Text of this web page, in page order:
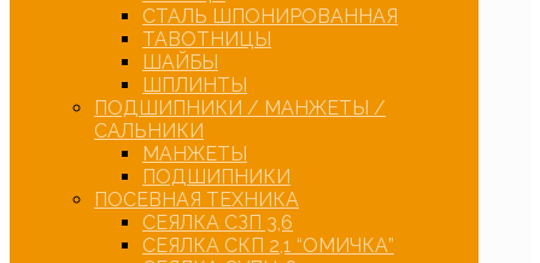
СТАЛЬ ШПОНИРОВАННАЯ
ТАВОТНИЦЫ
ШАЙБЫ
ШПЛИНТЫ
ПОДШИПНИКИ / МАНЖЕТЫ /
САЛЬНИКИ
МАНЖЕТЫ
ПОДШИПНИКИ
ПОСЕВНАЯ ТЕХНИКА
СЕЯЛКА СЗП 3,6
СЕЯЛКА СКП 2,1 “ОМИЧКА”